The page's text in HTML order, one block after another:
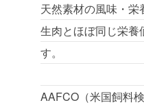
天然素材の風味・栄
生肉とほぼ同じ栄養
す。
AAFCO（米国飼料